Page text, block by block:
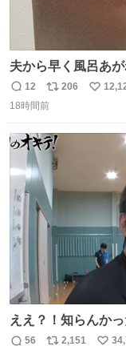
夫から早く風呂あ
返
信
12
リ
ポ
ト
数
206
い
18時間前
ええ？！知らんか
56 2,151